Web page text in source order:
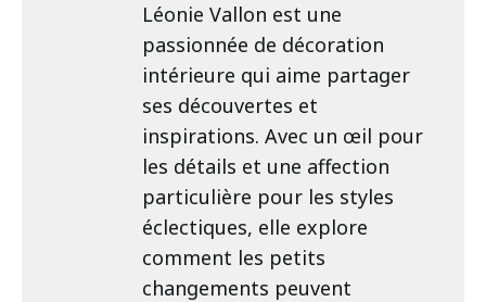
Léonie Vallon est une
passionnée de décoration
intérieure qui aime partager
ses découvertes et
inspirations. Avec un œil pour
les détails et une affection
particulière pour les styles
éclectiques, elle explore
comment les petits
changements peuvent